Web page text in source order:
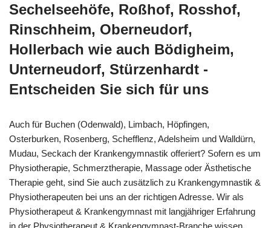
Sechelseehöfe, Roßhof, Rosshof,
Rinschheim, Oberneudorf,
Hollerbach wie auch Bödigheim,
Unterneudorf, Stürzenhardt -
Entscheiden Sie sich für uns
Auch für Buchen (Odenwald), Limbach, Höpfingen,
Osterburken, Rosenberg, Schefflenz, Adelsheim und Walldürn,
Mudau, Seckach der Krankengymnastik offeriert? Sofern es um
Physiotherapie, Schmerztherapie, Massage oder Ästhetische
Therapie geht, sind Sie auch zusätzlich zu Krankengymnastik &
Physiotherapeuten bei uns an der richtigen Adresse. Wir als
Physiotherapeut & Krankengymnast mit langjähriger Erfahrung
in der Physiotherapeut & Krankengymnast-Branche wissen,